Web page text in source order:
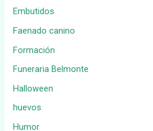
Embutidos
Faenado canino
Formación
Funeraria Belmonte
Halloween
huevos
Humor